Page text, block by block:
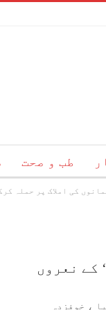
طب و صحت
کی املاک پر حملہ
کے نعروں
، خوفزدہ